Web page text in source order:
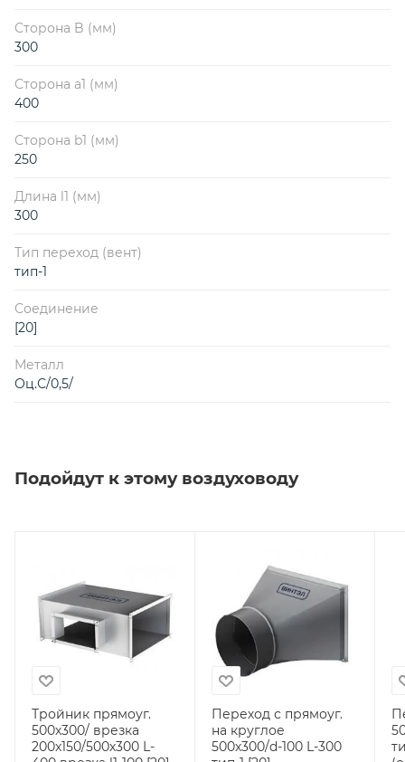
Сторона B (мм)
300
Сторона a1 (мм)
400
Сторона b1 (мм)
250
Длина l1 (мм)
300
Тип переход (вент)
тип-1
Соединение
[20]
Металл
Оц.С/0,5/
Подойдут к этому воздуховоду
Тройник прямоуг.
500х300/ врезка
200х150/500х300 L-
Переход с прямоуг.
на круглое
500х300/d-100 L-300